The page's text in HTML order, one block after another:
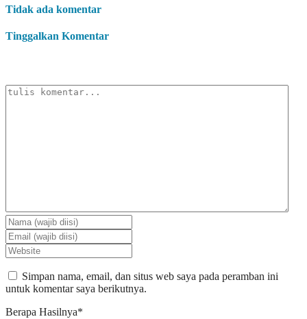
Tidak ada komentar
Tinggalkan Komentar
Simpan nama, email, dan situs web saya pada peramban ini
untuk komentar saya berikutnya.
Berapa Hasilnya*